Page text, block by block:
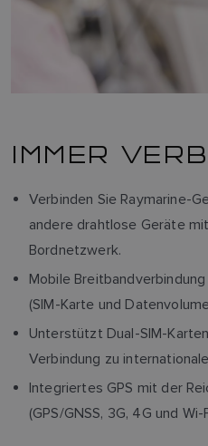
IMMER
Verbinden Sie Raymarine-
andere drahtlose Geräte
Bordnetzwerk.
Mobile
(SIM-Karte und
Unterstützt Dual-SIM-
Verbindung zu
Integriertes GPS mit der
(GPS/GNSS, 3G, 4G und Wi-